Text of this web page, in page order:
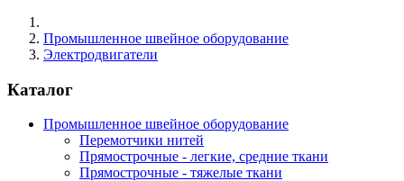
Промышленное швейное оборудование
Электродвигатели
Каталог
Промышленное швейное оборудование
Перемотчики нитей
Прямострочные - легкие, средние ткани
Прямострочные - тяжелые ткани